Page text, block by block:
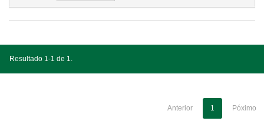
Resultado 1-1 de 1.
Anterior 1 Póximo